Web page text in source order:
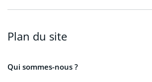
Plan du site
Qui sommes-nous ?